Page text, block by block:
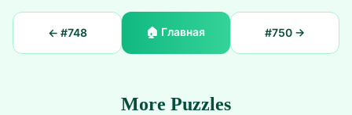
← #748 🏠 Главная #750→
More Puzzles